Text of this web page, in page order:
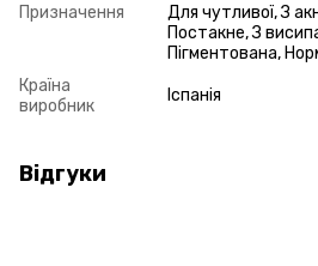
Призначення
Для чутливої, З
Постакне, З
Пігментована,
Країна
виробник
Іспанія
Відгуки